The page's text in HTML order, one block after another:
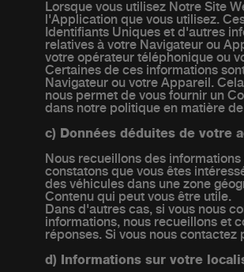
Lorsque vous utilisez Notre Site
l'Application que vous utilisez.
Identifiants Uniques et d'autres
relatives à votre Navigateur ou
votre opérateur téléphonique ou
Certaines de ces informations
Navigateur ou votre Appareil.
nous permet de vous fournir un
dans notre politique en matière
c) Données déduites de votre
Nous recueillons des
constatons que vous êtes
des véhicules dans une zone
Contenu qui peut vous être utile.
Dans d'autres cas, si vous nous
informations, nous recueillons et
réponses. Si vous nous
d) Informations sur votre